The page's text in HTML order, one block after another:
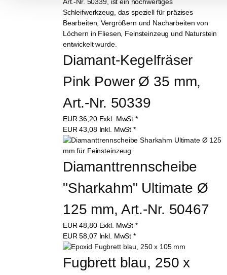
Diamant-Kegelfräser
Pink Power Ø 35 mm,
Art.-Nr. 50339
EUR36,20 Exkl. MwSt *
EUR43,08 Inkl. MwSt *
Diamanttrennscheibe
"Sharkahm" Ultimate Ø
125 mm, Art.-Nr. 50467
EUR48,80 Exkl. MwSt *
EUR58,07 Inkl. MwSt *
Fugbrett blau, 250 x